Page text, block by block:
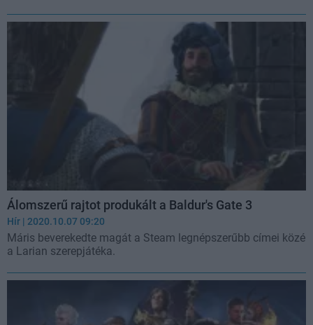
Álomszerű rajtot produkált a Baldur's Gate 3
Hír | 2020.10.07 09:20
Máris beverekedte magát a Steam legnépszerűbb címei közé
a Larian szerepjátéka.